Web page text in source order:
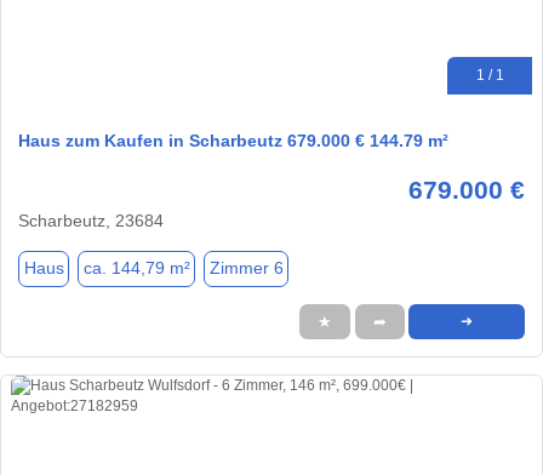
1 / 1
Haus zum Kaufen in Scharbeutz 679.000 € 144.79 m²
679.000 €
Scharbeutz, 23684
Haus ca. 144,79 m² Zimmer 6
★ ➦ ➜